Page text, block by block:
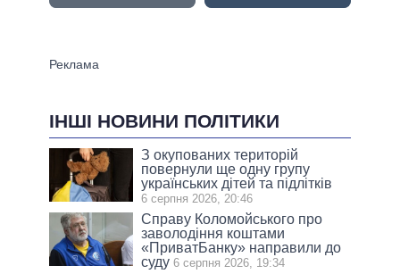
ІНШІ НОВИНИ ПОЛІТИКИ
З окупованих територій
повернули ще одну групу
українських дітей та підлітків
6 серпня 2026, 20:46
Справу Коломойського про
заволодіння коштами
«ПриватБанку» направили до
суду 6 серпня 2026, 19:34